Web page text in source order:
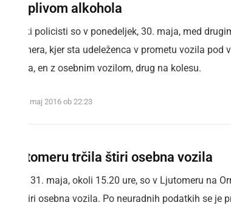
pod vplivom alkohola
Ormoški policisti so v ponedeljek, 30. maja, med
dva prmera, kjer sta udeleženca v prometu vozila pod
alkohola, en z osebnim vozilom, drug na kolesu.
torek, 31. maj 2016 ob 22:23
V Ljutomeru trčila štiri osebna vozila
V torek, 31. maja, okoli 15.20 ure, so v Ljutomeru na
trčila štiri osebna vozila. Po neuradnih podatkih se je